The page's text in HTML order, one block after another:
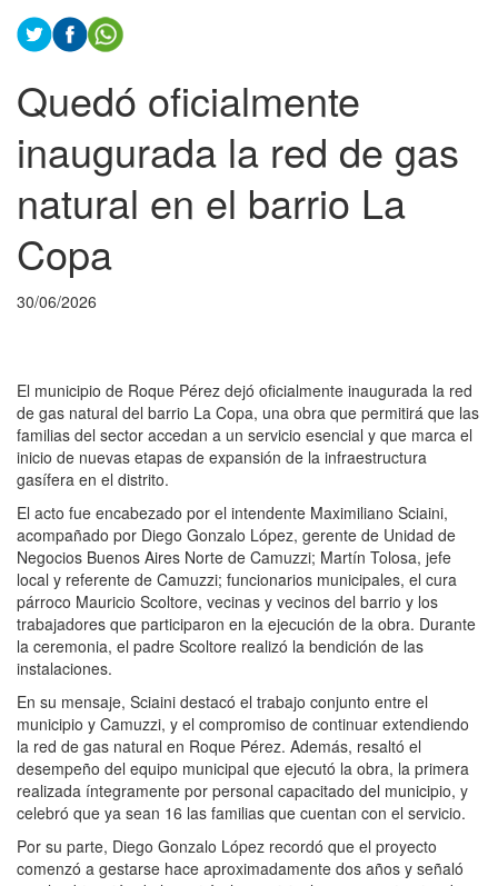
Quedó oficialmente
inaugurada la red de gas
natural en el barrio La
Copa
30/06/2026
El municipio de Roque Pérez dejó oficialmente inaugurada la red
de gas natural del barrio La Copa, una obra que permitirá que las
familias del sector accedan a un servicio esencial y que marca el
inicio de nuevas etapas de expansión de la infraestructura
gasífera en el distrito.
El acto fue encabezado por el intendente Maximiliano Sciaini,
acompañado por Diego Gonzalo López, gerente de Unidad de
Negocios Buenos Aires Norte de Camuzzi; Martín Tolosa, jefe
local y referente de Camuzzi; funcionarios municipales, el cura
párroco Mauricio Scoltore, vecinas y vecinos del barrio y los
trabajadores que participaron en la ejecución de la obra. Durante
la ceremonia, el padre Scoltore realizó la bendición de las
instalaciones.
En su mensaje, Sciaini destacó el trabajo conjunto entre el
municipio y Camuzzi, y el compromiso de continuar extendiendo
la red de gas natural en Roque Pérez. Además, resaltó el
desempeño del equipo municipal que ejecutó la obra, la primera
realizada íntegramente por personal capacitado del municipio, y
celebró que ya sean 16 las familias que cuentan con el servicio.
Por su parte, Diego Gonzalo López recordó que el proyecto
comenzó a gestarse hace aproximadamente dos años y señaló